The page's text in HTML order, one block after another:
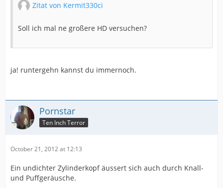
Zitat von Kermit330ci
Soll ich mal ne großere HD versuchen?
ja! runtergehn kannst du immernoch.
Pornstar
Ten Inch Terror
October 21, 2012 at 12:13
Ein undichter Zylinderkopf äussert sich auch durch Knall-
und Puffgeräusche.